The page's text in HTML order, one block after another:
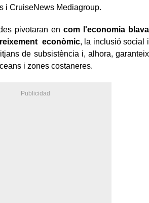
i CruiseNews Mediagroup.
pivotaran en com l'economia blava
econòmic, la inclusió social i
de subsistència i, alhora, garanteix
i zones costaneres.